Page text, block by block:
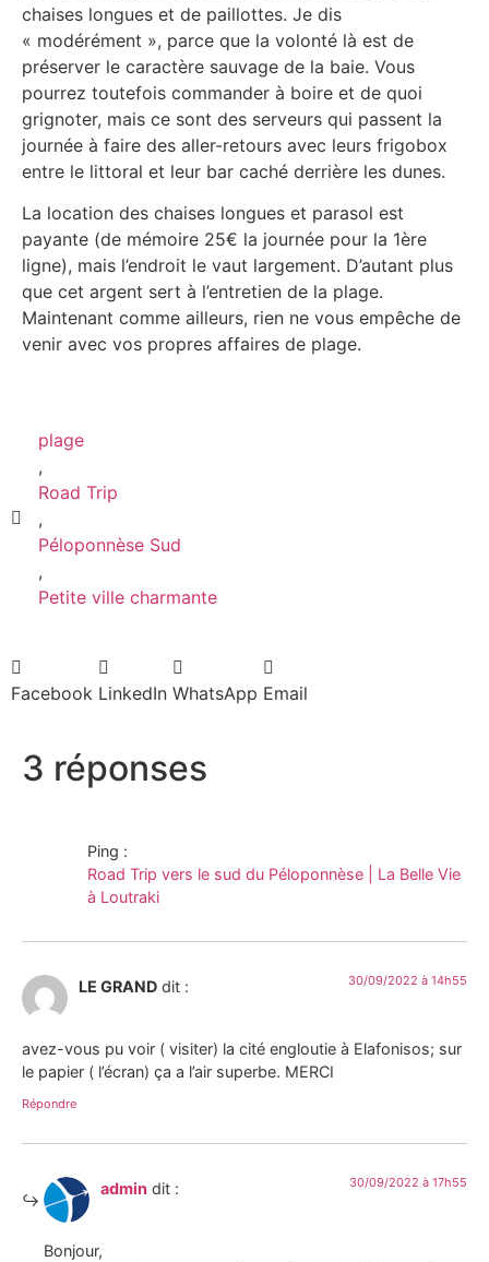
chaises longues et de paillottes. Je dis
« modérément », parce que la volonté là est de
préserver le caractère sauvage de la baie. Vous
pourrez toutefois commander à boire et de quoi
grignoter, mais ce sont des serveurs qui passent la
journée à faire des aller-retours avec leurs frigobox
entre le littoral et leur bar caché derrière les dunes.
La location des chaises longues et parasol est
payante (de mémoire 25€ la journée pour la 1ère
ligne), mais l’endroit le vaut largement. D’autant plus
que cet argent sert à l’entretien de la plage.
Maintenant comme ailleurs, rien ne vous empêche de
venir avec vos propres affaires de plage.
plage
,
Road Trip
,
Péloponnèse Sud
,
Petite ville charmante
Facebook LinkedIn WhatsApp Email
3 réponses
Ping :
Road Trip vers le sud du Péloponnèse | La Belle Vie
à Loutraki
LE GRAND dit : 30/09/2022 à 14h55
avez-vous pu voir ( visiter) la cité engloutie à Elafonisos; sur
le papier ( l’écran) ça a l’air superbe. MERCI
Répondre
admin dit : 30/09/2022 à 17h55
Bonjour,